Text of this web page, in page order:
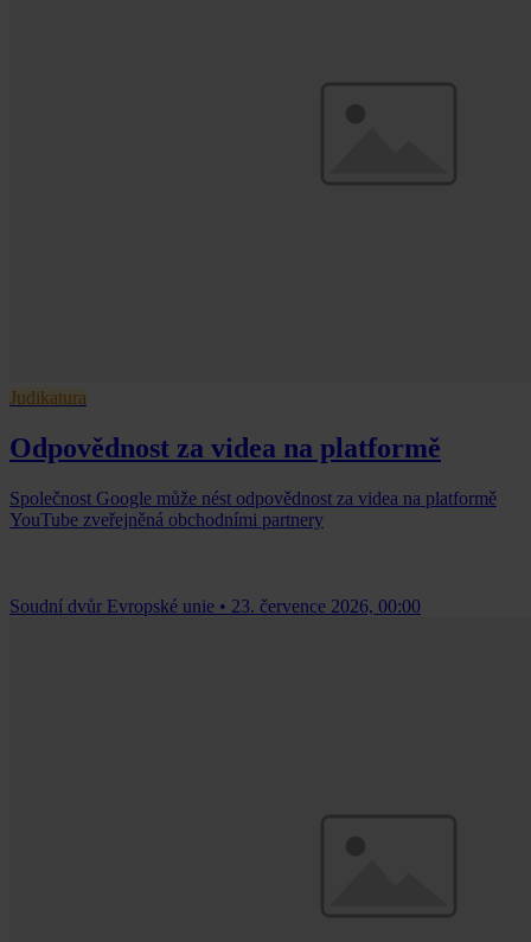
Judikatura
Odpovědnost za videa na platformě
Společnost Google může nést odpovědnost za videa na platformě
YouTube zveřejněná obchodními partnery
Soudní dvůr Evropské unie • 23. července 2026, 00:00